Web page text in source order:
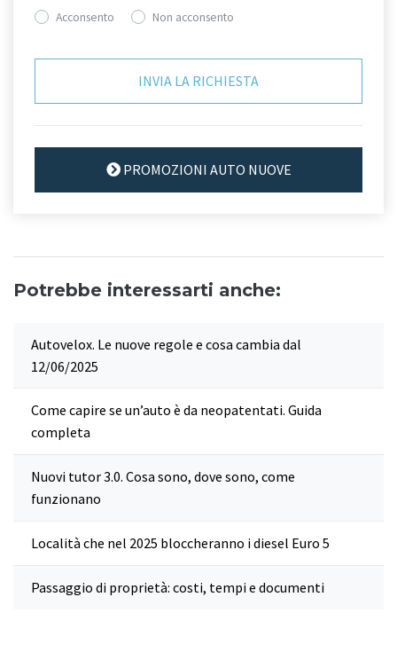
Acconsento Non acconsento
PROMOZIONI AUTO NUOVE
Potrebbe interessarti anche:
Autovelox. Le nuove regole e cosa cambia dal
12/06/2025
Come capire se un’auto è da neopatentati. Guida
completa
Nuovi tutor 3.0. Cosa sono, dove sono, come
funzionano
Località che nel 2025 bloccheranno i diesel Euro 5
Passaggio di proprietà: costi, tempi e documenti